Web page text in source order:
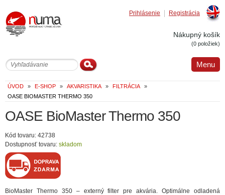
Registrácia
Prihlásenie
Nákupný košík
(0 položiek)
Menu
ÚVOD » E-SHOP » AKVARISTIKA » FILTRÁCIA
»
OASE BIOMASTER THERMO 350
OASE BioMaster Thermo 350
Kód tovaru: 42738
Dostupnosť tovaru: skladom
BioMaster Thermo 350 – externý filter pre akvária. Optimálne odladená